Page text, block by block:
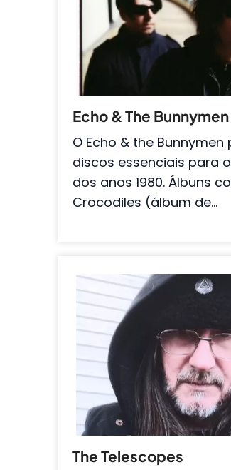
Echo & The Bunnymen
O Echo & the Bunnymen
discos essenciais para
dos anos 1980. Álbuns
Crocodiles (álbum de…
The Telescopes